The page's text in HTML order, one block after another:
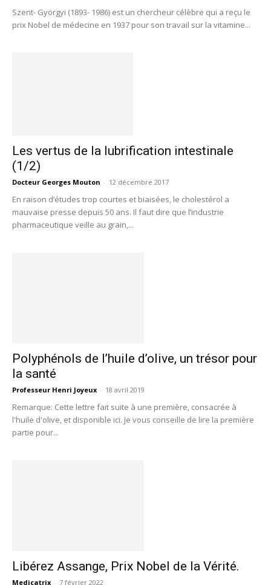
Szent- Györgyi (1893- 1986) est un chercheur célèbre qui a reçu le
prix Nobel de médecine en 1937 pour son travail sur la vitamine...
Les vertus de la lubrification intestinale
(1/2)
Docteur Georges Mouton - 12 décembre 2017
En raison d’études trop courtes et biaisées, le cholestérol a
mauvaise presse depuis 50 ans. Il faut dire que l’industrie
pharmaceutique veille au grain,...
Polyphénols de l’huile d’olive, un trésor pour
la santé
Professeur Henri Joyeux - 18 avril 2019
Remarque: Cette lettre fait suite à une première, consacrée à
l'huile d'olive, et disponible ici. Je vous conseille de lire la première
partie pour...
Libérez Assange, Prix Nobel de la Vérité.
Medicatrix - 7 février 2022